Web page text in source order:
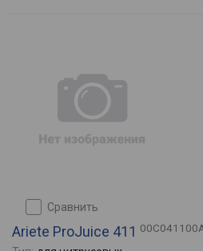
сравнить
Ariete ProJuice 411